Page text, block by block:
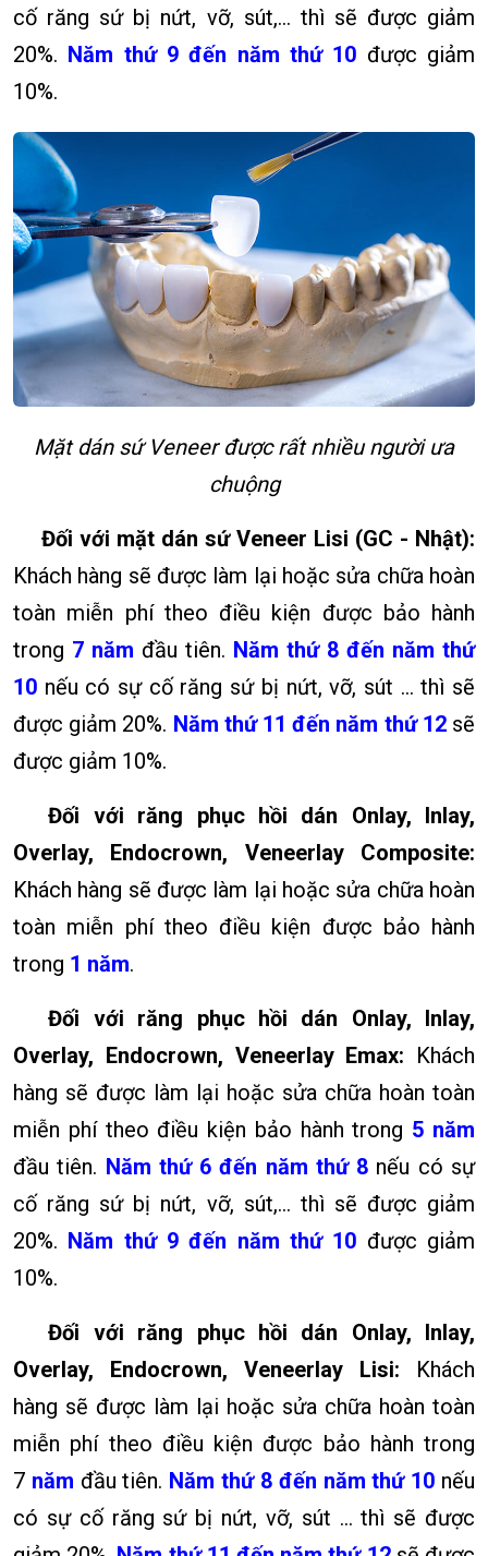
cố răng sứ bị nứt, vỡ, sút,... thì sẽ được giảm
20%. Năm thứ 9 đến năm thứ 10 được giảm
10%.
Mặt dán sứ Veneer được rất nhiều người ưa
chuộng
Đối với mặt dán sứ Veneer Lisi (GC - Nhật):
Khách hàng sẽ được làm lại hoặc sửa chữa hoàn
toàn miễn phí theo điều kiện được bảo hành
trong 7 năm đầu tiên. Năm thứ 8 đến năm thứ
10 nếu có sự cố răng sứ bị nứt, vỡ, sút … thì sẽ
được giảm 20%. Năm thứ 11 đến năm thứ 12 sẽ
được giảm 10%.
Đối với răng phục hồi dán Onlay, Inlay,
Overlay, Endocrown, Veneerlay Composite:
Khách hàng sẽ được làm lại hoặc sửa chữa hoàn
toàn miễn phí theo điều kiện được bảo hành
trong 1 năm.
Đối với răng phục hồi dán Onlay, Inlay,
Overlay, Endocrown, Veneerlay Emax: Khách
hàng sẽ được làm lại hoặc sửa chữa hoàn toàn
miễn phí theo điều kiện bảo hành trong 5 năm
đầu tiên. Năm thứ 6 đến năm thứ 8 nếu có sự
cố răng sứ bị nứt, vỡ, sút,... thì sẽ được giảm
20%. Năm thứ 9 đến năm thứ 10 được giảm
10%.
Đối với răng phục hồi dán Onlay, Inlay,
Overlay, Endocrown, Veneerlay Lisi: Khách
hàng sẽ được làm lại hoặc sửa chữa hoàn toàn
miễn phí theo điều kiện được bảo hành trong
7 năm đầu tiên. Năm thứ 8 đến năm thứ 10 nếu
có sự cố răng sứ bị nứt, vỡ, sút … thì sẽ được